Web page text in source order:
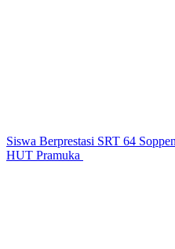
Siswa Berprestasi SRT 64
HUT Pramuka